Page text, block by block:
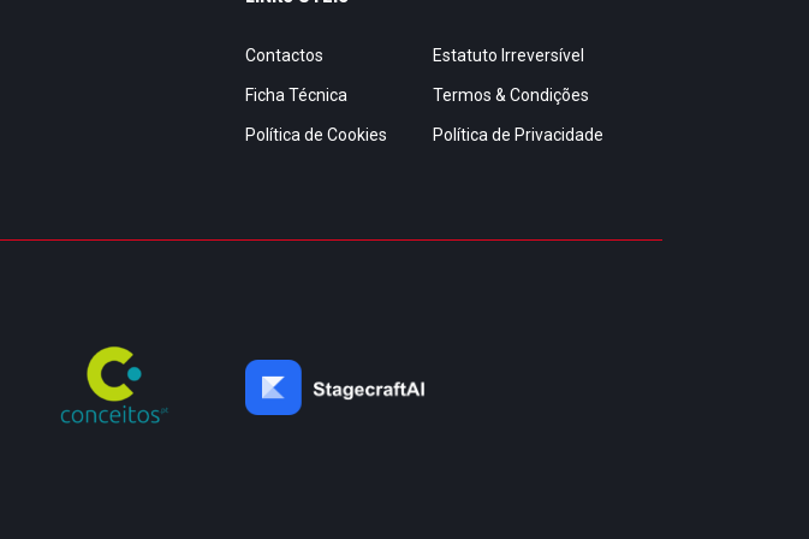
Contactos Estatuto Irreversível
Ficha Técnica Termos & Condições
Política de Cookies Política de Privacidade